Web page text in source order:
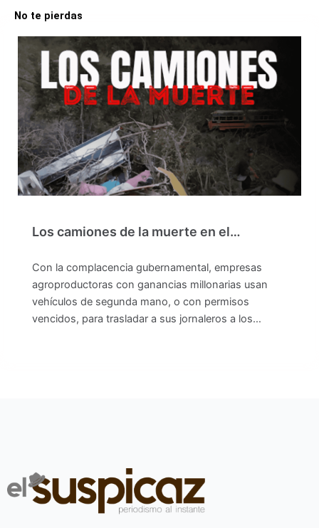
No te pierdas
Los camiones de la muerte en el…
Con la complacencia gubernamental, empresas
agroproductoras con ganancias millonarias usan
vehículos de segunda mano, o con permisos
vencidos, para trasladar a sus jornaleros a los…